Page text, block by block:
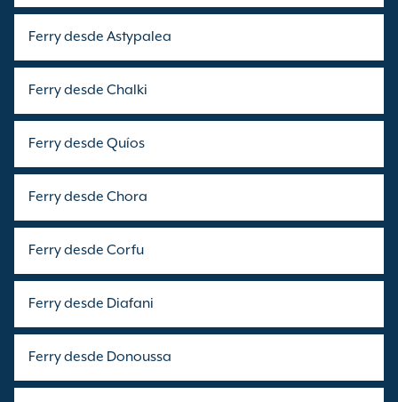
Ferry desde Astypalea
Ferry desde Chalki
Ferry desde Quíos
Ferry desde Chora
Ferry desde Corfu
Ferry desde Diafani
Ferry desde Donoussa